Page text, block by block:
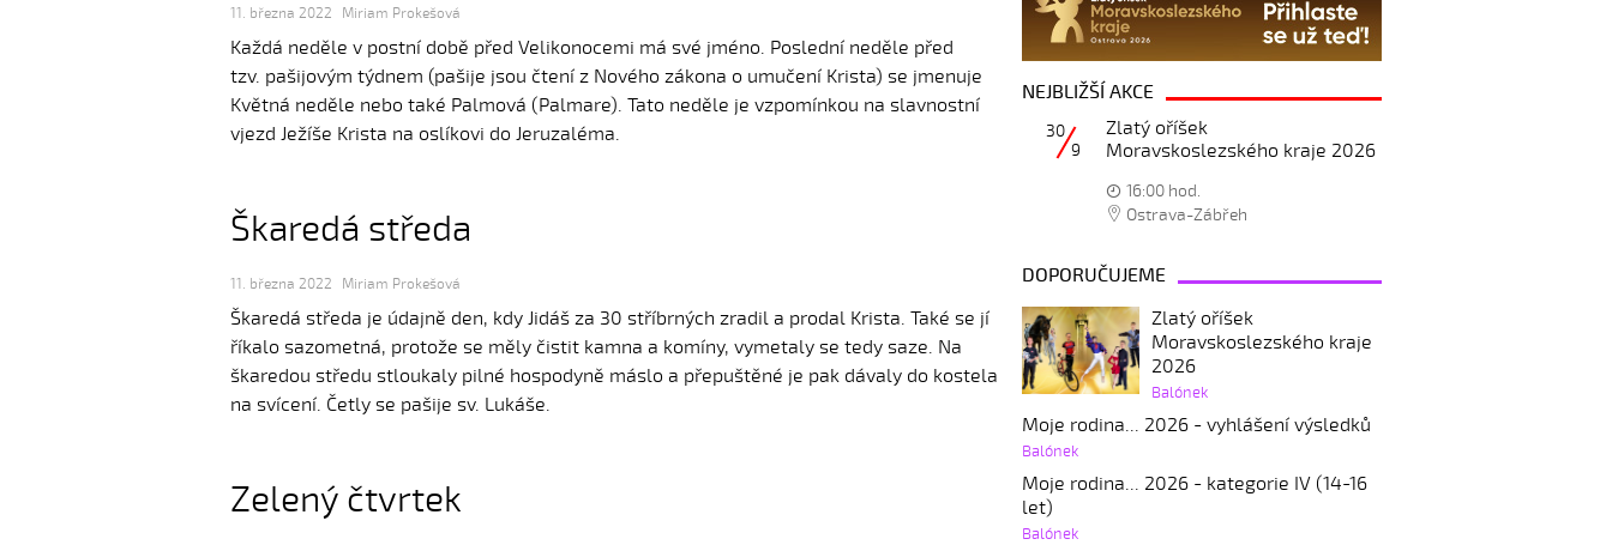
11. března 2022 Miriam Prokešová
Každá neděle v postní době před Velikonocemi má své jméno. Poslední neděle před
tzv. pašijovým týdnem (pašije jsou čtení z Nového zákona o umučení Krista) se jmenuje
Květná neděle nebo také Palmová (Palmare). Tato neděle je vzpomínkou na slavnostní
vjezd Ježíše Krista na oslíkovi do Jeruzaléma.
Škaredá středa
11. března 2022 Miriam Prokešová
Škaredá středa je údajně den, kdy Jidáš za 30 stříbrných zradil a prodal Krista. Také se jí
říkalo sazometná, protože se měly čistit kamna a komíny, vymetaly se tedy saze. Na
škaredou středu stloukaly pilné hospodyně máslo a přepuštěné je pak dávaly do kostela
na svícení. Četly se pašije sv. Lukáše.
Zelený čtvrtek
NEJBLIŽŠÍ AKCE
Zlatý oříšek
Moravskoslezského kraje 2026
30
9
16:00 hod.
Ostrava-Zábřeh
DOPORUČUJEME
Zlatý oříšek
Moravskoslezského kraje
2026
Balónek
Moje rodina... 2026 - vyhlášení výsledků
Balónek
Moje rodina... 2026 - kategorie IV (14-16
let)
Balónek